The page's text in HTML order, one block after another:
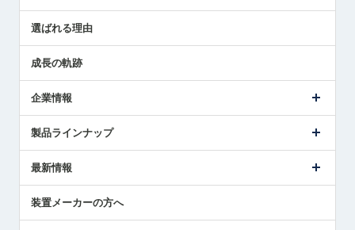
解決策提案
選ばれる理由
成長の軌跡
企業情報
ごあいさつ
受賞履歴
採用情報
国/地域/言語
製品ラインナップ
ツールセッタ製品
エアマイクロセンサ製品
最新情報
メトロールの技術
装置メーカーの方へ